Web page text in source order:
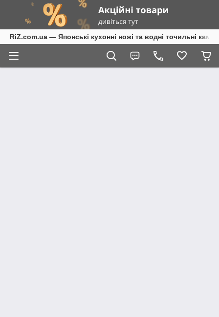
RiZ.com.ua — Японські кухонні ножі та водні точильні